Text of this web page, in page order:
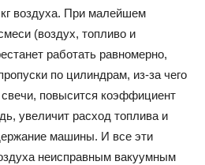
воздуха. При малейшем
(воздух, топливо и
работать равномерно,
по цилиндрам, из-за чего
повысится коэффициент
увеличит расход топлива и
машины. И все эти
неисправным вакуумным